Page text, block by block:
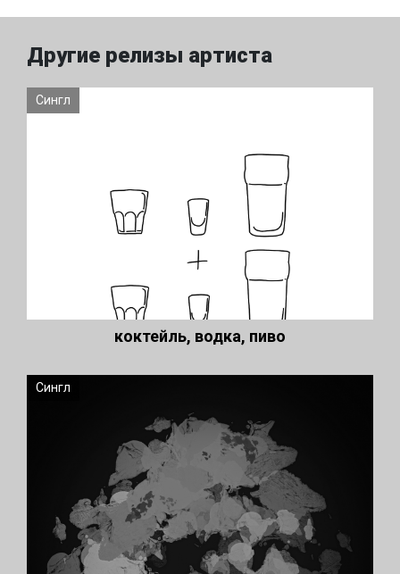
Другие релизы артиста
Сингл
коктейль, водка, пиво
Сингл